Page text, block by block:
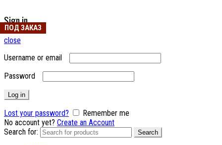
Sign in
close
Username or email
Password
Log in
Lost your password?
Remember me
No account yet? Create an Account
Search for:
Search
ПОД ЗАКАЗ